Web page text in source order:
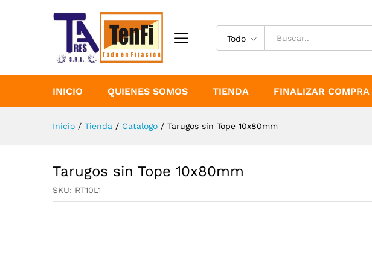
Todo
INICIO QUIENES SOMOS TIENDA FINALIZAR COMPRA
Inicio / Tienda / Catalogo / Tarugos sin Tope 10x80mm
Tarugos sin Tope 10x80mm
SKU: RT10L1
Especificaciones